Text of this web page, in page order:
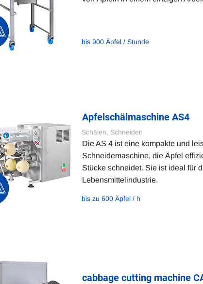
bis 900 Äpfel / Stunde
Apfelschälmaschine AS4
Schälen, Schneiden
Die AS 4 ist eine kompakte und
Schneidemaschine, die Äpfel
Stücke schneidet. Sie ist ideal für
Lebensmittelindustrie.
bis zu 600 Äpfel / h
cabbage cutting machine